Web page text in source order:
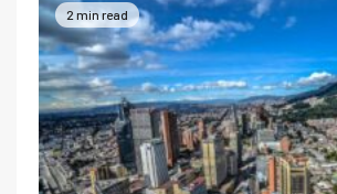
2 min read